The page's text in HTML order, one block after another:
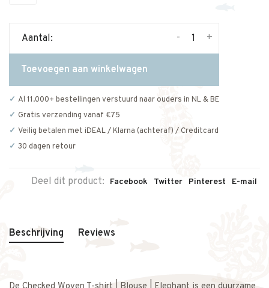
Aantal: +
-
Toevoegen aan winkelwagen
Al 11.000+ bestellingen verstuurd naar ouders in NL & BE
Gratis verzending vanaf €75
Veilig betalen met iDEAL / Klarna (achteraf) / Creditcard
30 dagen retour
Deel dit product: Facebook Twitter Pinterest E-mail
Beschrijving Reviews